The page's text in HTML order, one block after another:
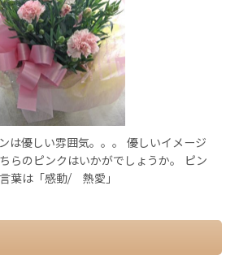
は優しい雰囲気。。。 優しいイメージ
らのピンクはいかがでしょうか。 ピン
葉は「感動/ 熱愛」